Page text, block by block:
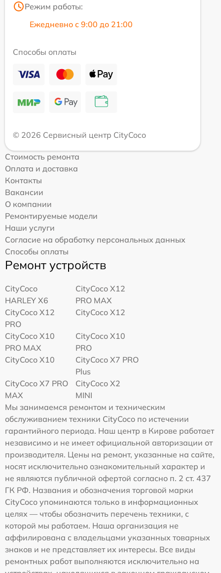
Режим работы:
Ежедневно с 9:00 до 21:00
Способы оплаты
© 2026 Сервисный центр CityCoco
Стоимость ремонта
Оплата и доставка
Контакты
Вакансии
О компании
Ремонтируемые модели
Наши услуги
Согласие на обработку персональных данных
Способы оплаты
Ремонт устройств
CityCoco
HARLEY X6
CityCoco X12
PRO MAX
CityCoco X12
PRO
CityCoco X12
CityCoco X10
PRO MAX
CityCoco X10
PRO
CityCoco X10
CityCoco X7 PRO
Plus
CityCoco X7 PRO
MAX
CityCoco X2
MINI
Мы занимаемся ремонтом и техническим
обслуживанием техники CityCoco по истечении
гарантийного периода. Наш центр в Кирове работает
независимо и не имеет официальной авторизации от
производителя. Цены на ремонт, указанные на сайте,
носят исключительно ознакомительный характер и
не являются публичной офертой согласно п. 2 ст. 437
ГК РФ. Названия и обозначения торговой марки
CityCoco упоминаются только в информационных
целях — чтобы обозначить перечень техники, с
которой мы работаем. Наша организация не
аффилирована с владельцами указанных товарных
знаков и не представляет их интересы. Все виды
ремонтных работ выполняются исключительно на